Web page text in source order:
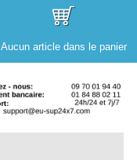
Aucun article dans le panier